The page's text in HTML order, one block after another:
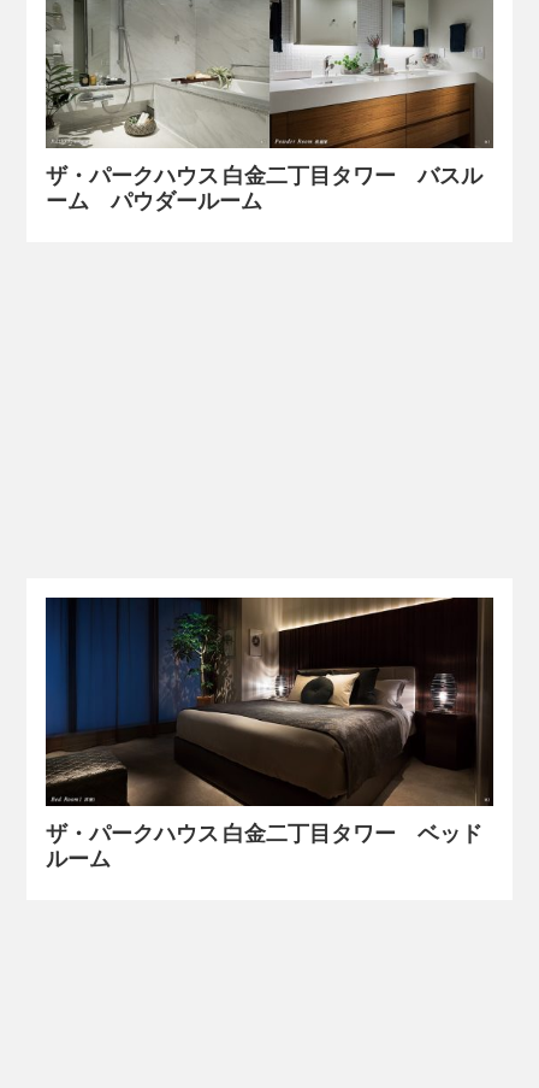
ザ・パークハウス 白金二丁目タワー バスル
ーム パウダールーム
ザ・パークハウス 白金二丁目タワー ベッド
ルーム